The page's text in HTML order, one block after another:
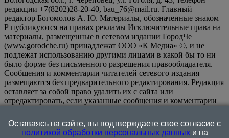
редакции +7(8202)28-20-40, bau_76@mail.ru. Главный
редактор Богомолов А. Ю. Материалы, обозначенные знаком
Р публикуются на правах рекламы Исключительные права на
материалы, размещенные в сетевом издании ГородЧе
(www.gorodche.ru) принадлежат ООО «К Медиа» ©, и не
подлежат использованию другими лицами в какой бы то ни
было форме без письменного разрешения правообладателя.
Сообщения и комментарии читателей сетевого издания
размещаются без предварительного редактирования. Редакция
оставляет за собой право удалить их с сайта или
отредактировать, если указанные сообщения и комментарии
или нарушением иных требований закона.
информационном ресурсе применяются рекомендательные
Оставаясь на сайте, вы подтверждаете свое согласие с
политикой обработки персональных данныхи на